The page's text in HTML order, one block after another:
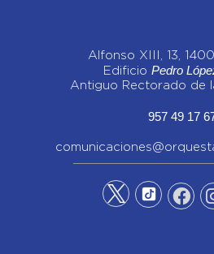
Alfonso XIII, 13,
Edificio Pedro
Antiguo Rectorado de
957 49 17